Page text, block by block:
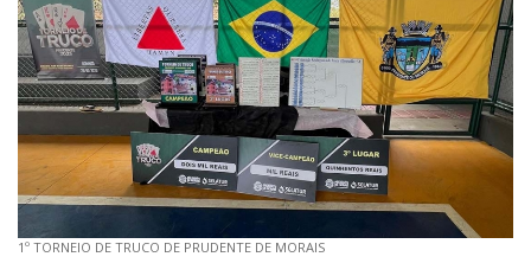
1º TORNEIO DE TRUCO DE PRUDENTE DE MORAIS